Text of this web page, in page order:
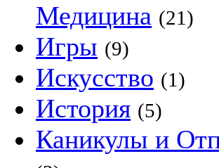
Медицина (21)
Игры (9)
Искусство (1)
История (5)
Каникулы и